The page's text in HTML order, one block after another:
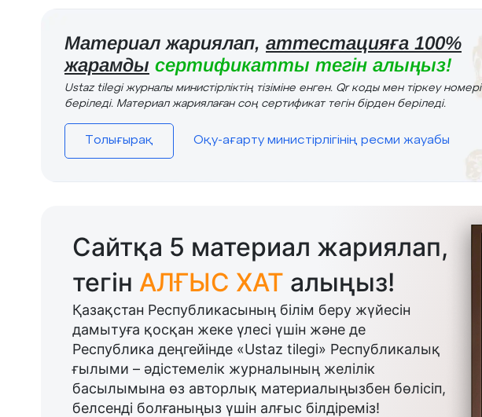
Материал жариялап, аттестацияға 100%
жарамды сертификатты тегін алыңыз!
Ustaz tilegi журналы министірліктің тізіміне енген. Qr коды мен тіркеу номері
беріледі. Материал жариялаған соң сертификат тегін бірден беріледі.
Толығырақ Оқу-ағарту министірлігінің ресми жауабы
Сайтқа 5 материал жариялап,
тегін АЛҒЫС ХАТ алыңыз!
Қазақстан Республикасының білім беру жүйесін
дамытуға қосқан жеке үлесі үшін және де
Республика деңгейінде «Ustaz tilegi» Республикалық
ғылыми – әдістемелік журналының желілік
басылымына өз авторлық материалыңызбен бөлісіп,
белсенді болғаныңыз үшін алғыс білдіреміз!